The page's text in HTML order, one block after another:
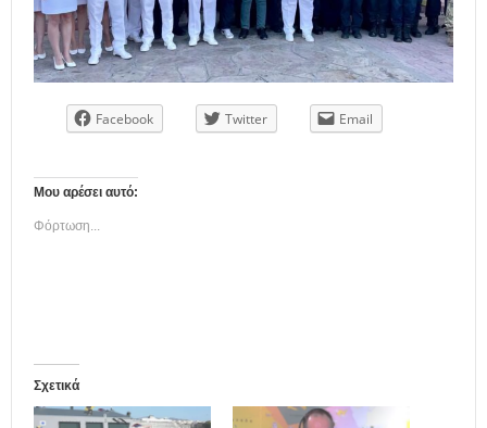
Facebook Twitter Email
Μου αρέσει αυτό:
Φόρτωση...
Σχετικά